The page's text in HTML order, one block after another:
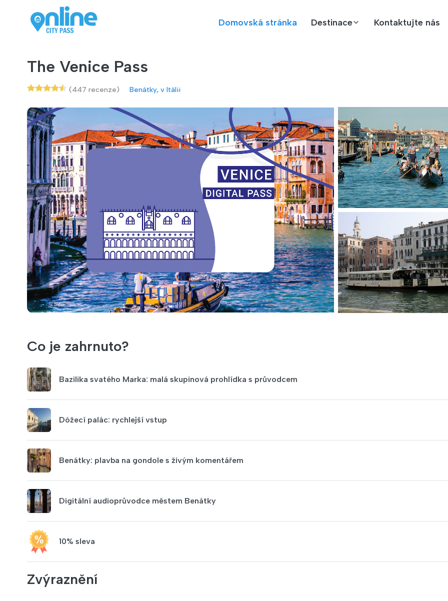
Domovská stránka Destinace Kontaktujte nás
The Venice Pass
(447 recenze) Benátky, v Itálii
Co je zahrnuto?
Bazilika svatého Marka: malá skupinová prohlídka s průvodcem
Dóžecí palác: rychlejší vstup
Benátky: plavba na gondole s živým komentářem
Digitální audioprůvodce městem Benátky
10% sleva
Zvýraznění